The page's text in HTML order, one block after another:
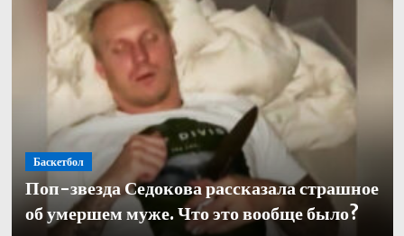
Баскетбол
Поп-звезда Седокова рассказала страшное
об умершем муже. Что это вообще было?
Баскетбол
Александр Церковный покинул должность
генерального директора баскетбольного «Зенита»
Баскетбол
Кулагин — о переходе в «Зенит»: «Довелось
работать с одними из лучших тренеров в нашей части